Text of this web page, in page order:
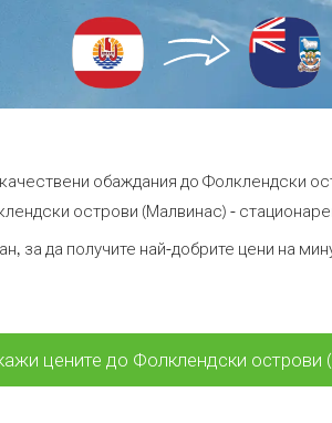
обаждания до Фолклендски
острови (Малвинас) -
за да получите най-добрите цени на
цените до Фолклендски острови